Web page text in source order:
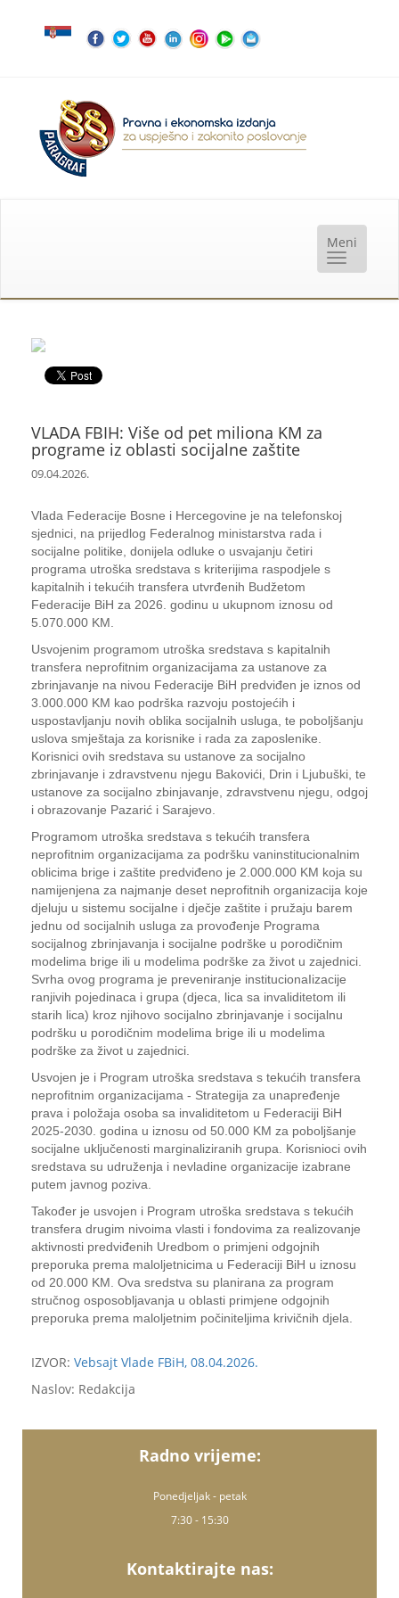
VLADA FBIH: Više od pet miliona KM za
programe iz oblasti socijalne zaštite
09.04.2026.
Vlada Federacije Bosne i Hercegovine je na telefonskoj
sjednici, na prijedlog Federalnog ministarstva rada i
socijalne politike, donijela odluke o usvajanju četiri
programa utroška sredstava s kriterijima raspodjele s
kapitalnih i tekućih transfera utvrđenih Budžetom
Federacije BiH za 2026. godinu u ukupnom iznosu od
5.070.000 KM.
Usvojenim programom utroška sredstava s kapitalnih
transfera neprofitnim organizacijama za ustanove za
zbrinjavanje na nivou Federacije BiH predviđen je iznos od
3.000.000 KM kao podrška razvoju postojećih i
uspostavljanju novih oblika socijalnih usluga, te poboljšanju
uslova smještaja za korisnike i rada za zaposlenike.
Korisnici ovih sredstava su ustanove za socijalno
zbrinjavanje i zdravstvenu njegu Bakovići, Drin i Ljubuški, te
ustanove za socijalno zbinjavanje, zdravstvenu njegu, odgoj
i obrazovanje Pazarić i Sarajevo.
Programom utroška sredstava s tekućih transfera
neprofitnim organizacijama za podršku vaninstitucionalnim
oblicima brige i zaštite predviđeno je 2.000.000 KM koja su
namijenjena za najmanje deset neprofitnih organizacija koje
djeluju u sistemu socijalne i dječje zaštite i pružaju barem
jednu od socijalnih usluga za provođenje Programa
socijalnog zbrinjavanja i socijalne podrške u porodičnim
modelima brige ili u modelima podrške za život u zajednici.
Svrha ovog programa je preveniranje institucionaIizacije
ranjivih pojedinaca i grupa (djeca, lica sa invaliditetom ili
starih lica) kroz njihovo socijalno zbrinjavanje i socijalnu
podršku u porodičnim modelima brige ili u modelima
podrške za život u zajednici.
Usvojen je i Program utroška sredstava s tekućih transfera
neprofitnim organizacijama - Strategija za unapređenje
prava i položaja osoba sa invaliditetom u Federaciji BiH
2025-2030. godina u iznosu od 50.000 KM za poboljšanje
socijalne uključenosti marginaliziranih grupa. Korisnioci ovih
sredstava su udruženja i nevladine organizacije izabrane
putem javnog poziva.
Također je usvojen i Program utroška sredstava s tekućih
transfera drugim nivoima vlasti i fondovima za realizovanje
aktivnosti predviđenih Uredbom o primjeni odgojnih
preporuka prema maloljetnicima u Federaciji BiH u iznosu
od 20.000 KM. Ova sredstva su planirana za program
stručnog osposobljavanja u oblasti primjene odgojnih
preporuka prema maloljetnim počiniteljima krivičnih djela.
IZVOR: Vebsajt Vlade FBiH, 08.04.2026.
Naslov: Redakcija
Radno vrijeme:
Ponedjeljak - petak
7:30 - 15:30
Kontaktirajte nas: